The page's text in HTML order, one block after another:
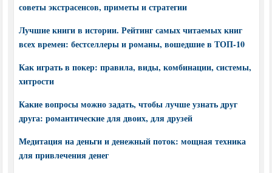
советы экстрасенсов, приметы и стратегии
Лучшие книги в истории. Рейтинг самых читаемых книг
всех времен: бестселлеры и романы, вошедшие в ТОП-10
Как играть в покер: правила, виды, комбинации, системы,
хитрости
Какие вопросы можно задать, чтобы лучше узнать друг
друга: романтические для двоих, для друзей
Медитация на деньги и денежный поток: мощная техника
для привлечения денег